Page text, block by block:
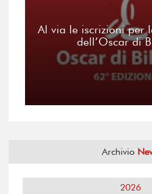
Al via le iscrizioni per
dell’Oscar di
Archivio
2026